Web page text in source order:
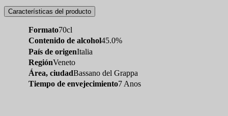
Características del producto
Formato70cl
Contenido de alcohol45.0%
País de origenItalia
RegiónVeneto
Área, ciudadBassano del Grappa
Tiempo de envejecimiento7 Anos